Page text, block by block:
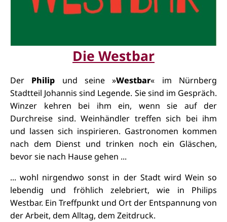
Die Westbar
Der Philip und seine »Westbar« im Nürnberg
Stadtteil Johannis sind Legende. Sie sind im Gespräch.
Winzer kehren bei ihm ein, wenn sie auf der
Durchreise sind. Weinhändler treffen sich bei ihm
und lassen sich inspirieren. Gastronomen kommen
nach dem Dienst und trinken noch ein Gläschen,
bevor sie nach Hause gehen ...
... wohl nirgendwo sonst in der Stadt wird Wein so
lebendig und fröhlich zelebriert, wie in Philips
Westbar. Ein Treffpunkt und Ort der Entspannung von
der Arbeit, dem Alltag, dem Zeitdruck.